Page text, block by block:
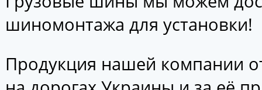
шиномонтажа для установки!
Продукция нашей компании